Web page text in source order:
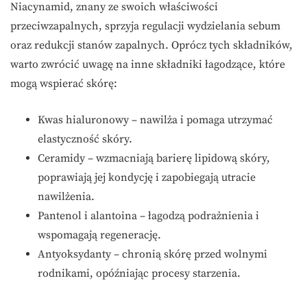
Niacynamid, znany ze swoich właściwości
przeciwzapalnych, sprzyja regulacji wydzielania sebum
oraz redukcji stanów zapalnych. Oprócz tych składników,
warto zwrócić uwagę na inne składniki łagodzące, które
mogą wspierać skórę:
Kwas hialuronowy – nawilża i pomaga utrzymać
elastyczność skóry.
Ceramidy – wzmacniają barierę lipidową skóry,
poprawiają jej kondycję i zapobiegają utracie
nawilżenia.
Pantenol i alantoina – łagodzą podrażnienia i
wspomagają regenerację.
Antyoksydanty – chronią skórę przed wolnymi
rodnikami, opóźniając procesy starzenia.